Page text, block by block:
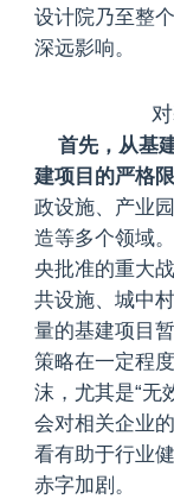
设计院乃至整
深远影响。
首先，从基
建项目的严格限
政设施、产业
造等多个领域
央批准的重大
共设施、城中
量的基建项目
策略在一定程
沫，尤其是“无
会对相关企业
看有助于行业
赤字加剧。